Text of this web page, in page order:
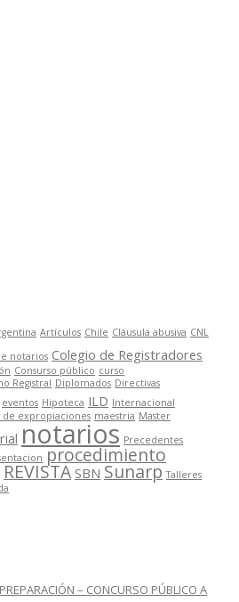
Artículos Chile Cláusula abusiva CNL
notarios Colegio de Registradores
Consurso público curso
Registral Diplomados Directivas
eventos Hipoteca ILD Internacional
de expropiaciones maestria Master
notarios Precedentes
procedimiento
REVISTA SBN Sunarp Talleres
– CONCURSO PÚBLICO A